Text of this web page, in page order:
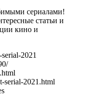
сериалами!
статьи и
кино и
2021
serial-2021.html